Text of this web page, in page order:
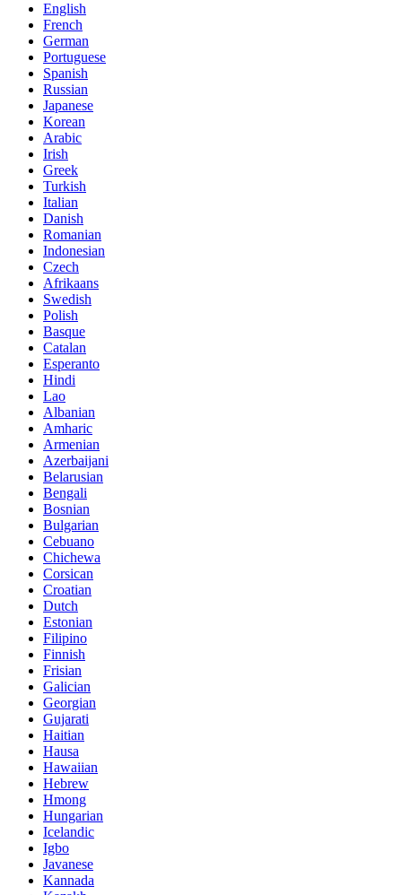
English
French
German
Portuguese
Spanish
Russian
Japanese
Korean
Arabic
Irish
Greek
Turkish
Italian
Danish
Romanian
Indonesian
Czech
Afrikaans
Swedish
Polish
Basque
Catalan
Esperanto
Hindi
Lao
Albanian
Amharic
Armenian
Azerbaijani
Belarusian
Bengali
Bosnian
Bulgarian
Cebuano
Chichewa
Corsican
Croatian
Dutch
Estonian
Filipino
Finnish
Frisian
Galician
Georgian
Gujarati
Haitian
Hausa
Hawaiian
Hebrew
Hmong
Hungarian
Icelandic
Igbo
Javanese
Kannada